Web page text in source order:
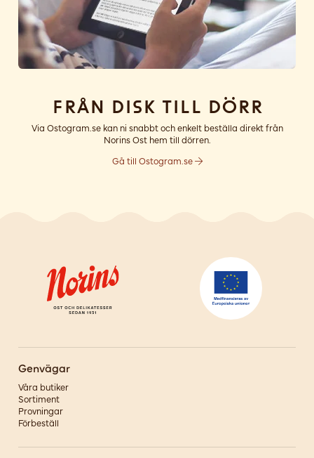
Från disk till dörr
Via Ostogram.se kan ni snabbt och enkelt beställa direkt från
Norins Ost hem till dörren.
Gå till Ostogram.se
Genvägar
Våra butiker
Sortiment
Provningar
Förbeställ